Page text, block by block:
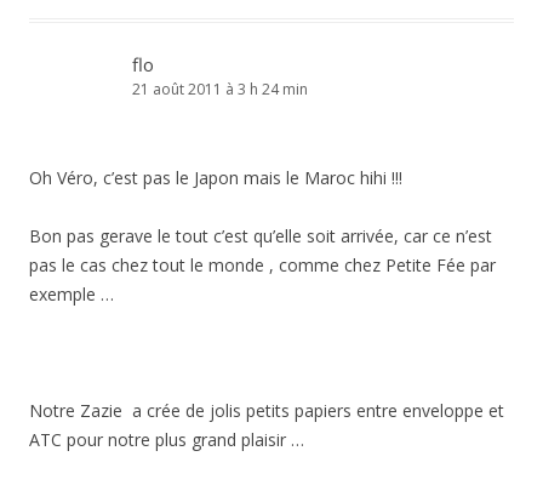
flo
21 août 2011 à 3 h 24 min
Oh Véro, c’est pas le Japon mais le Maroc hihi !!!
Bon pas gerave le tout c’est qu’elle soit arrivée, car ce n’est
pas le cas chez tout le monde , comme chez Petite Fée par
exemple …
Notre Zazie a crée de jolis petits papiers entre enveloppe et
ATC pour notre plus grand plaisir …